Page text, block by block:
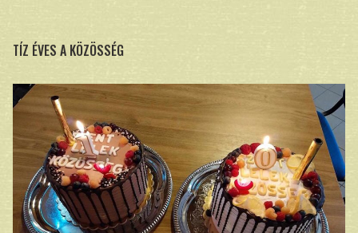
TÍZ ÉVES A KÖZÖSSÉG